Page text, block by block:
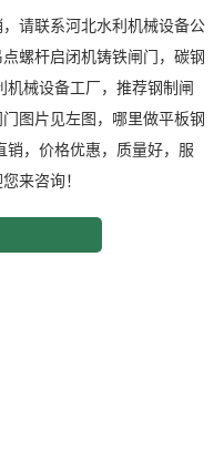
请联系河北水利机械设备公
螺杆启闭机铸铁闸门，碳钢
械设备工厂，推荐钢制闸
图片见左图，哪里做平板钢
，价格优惠，质量好，服
来咨询！